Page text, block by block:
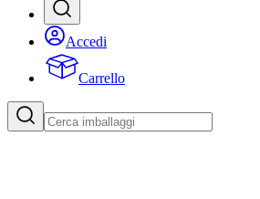
Accedi
Carrello